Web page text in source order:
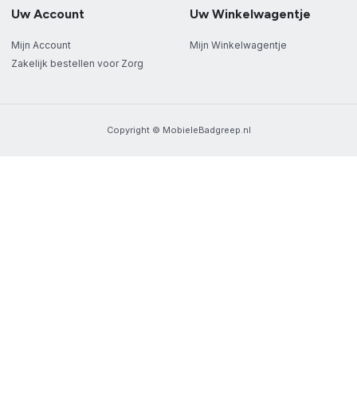
Uw Account
Mijn Account
Zakelijk bestellen voor Zorg
Uw Winkelwagentje
Mijn Winkelwagentje
Copyright © MobieleBadgreep.nl